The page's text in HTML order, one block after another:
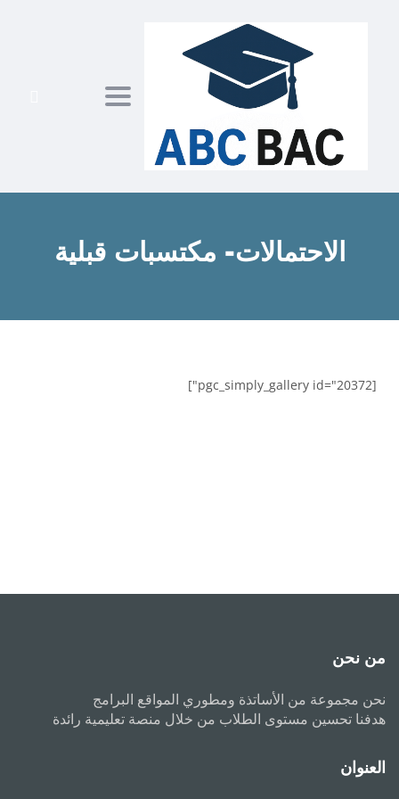
navigation
الاحتمالات- مكتسبات قبلية
[pgc_simply_gallery id="20372"]
من نحن
نحن مجموعة من الأساتذة ومطوري المواقع البرامج
هدفنا تحسين مستوى الطلاب من خلال منصة تعليمية رائدة
العنوان